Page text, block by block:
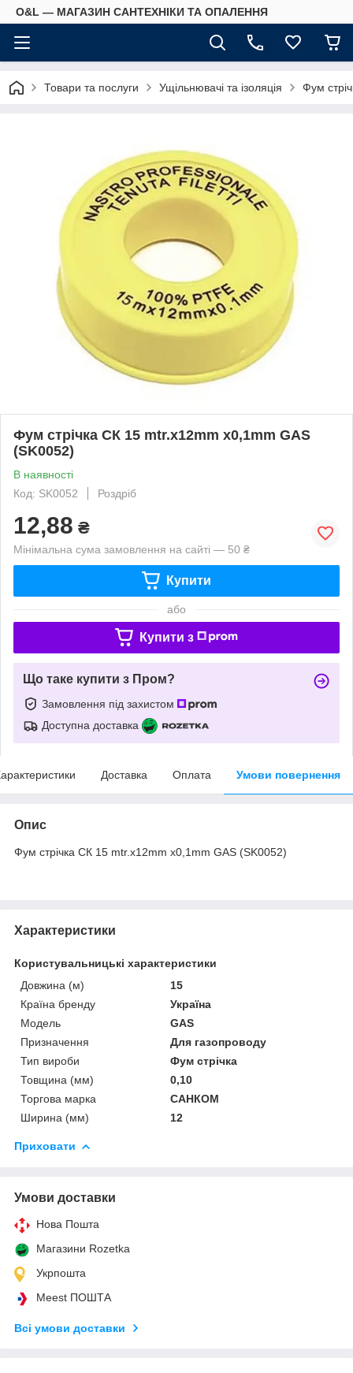
O&L — МАГАЗИН САНТЕХНІКИ ТА ОПАЛЕННЯ
Товари та послуги Ущільнювачі та ізоляція Фум
Фум стрічка СК 15 mtr.х12mm х0,1mm GAS
(SK0052)
В наявності
Код: SK0052
Роздріб
12,88 ₴
Мінімальна сума замовлення на сайті — 50 ₴
Купити
або
Купити з
Що таке купити з Пром?
Замовлення під захистом
Доступна доставка
Доставка Оплата Умови повернення
Опис
Фум стрічка СК 15 mtr.х12mm х0,1mm GAS (SK0052)
Характеристики
Користувальницькі характеристики
Довжина (м)
15
Країна бренду
Україна
Мoдель
GAS
Призначення
Для газопроводу
Тип вироби
Фум стрічка
Товщина (мм)
0,10
Торгова марка
САНКОМ
Ширина (мм)
12
Приховати
Умови доставки
Нова Пошта
Магазини Rozetka
Укрпошта
Meest ПОШТА
Всі умови доставки